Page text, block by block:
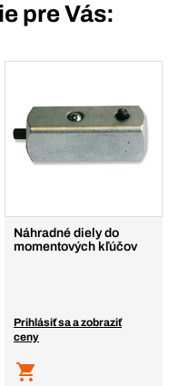
pre Vás:
Náhradné diely do
momentových kľúčov
Prihlásiť sa a zobraziť
ceny